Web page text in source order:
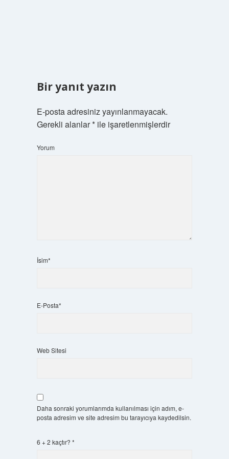
Bir yanıt yazın
E-posta adresiniz yayınlanmayacak.
Gerekli alanlar*ile işaretlenmişlerdir
Yorum
İsim*
E-Posta*
Web Sitesi
Daha sonraki yorumlarımda kullanılması için adım, e-
posta adresim ve site adresim bu tarayıcıya kaydedilsin.
6 + 2 kaçtır? *